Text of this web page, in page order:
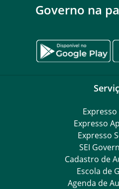
Governo na
Expresso
Expresso
Expresso
SEI
Cadastro de
Escola de
Agenda de